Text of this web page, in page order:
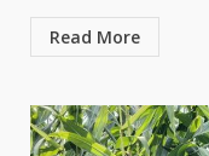
Read More